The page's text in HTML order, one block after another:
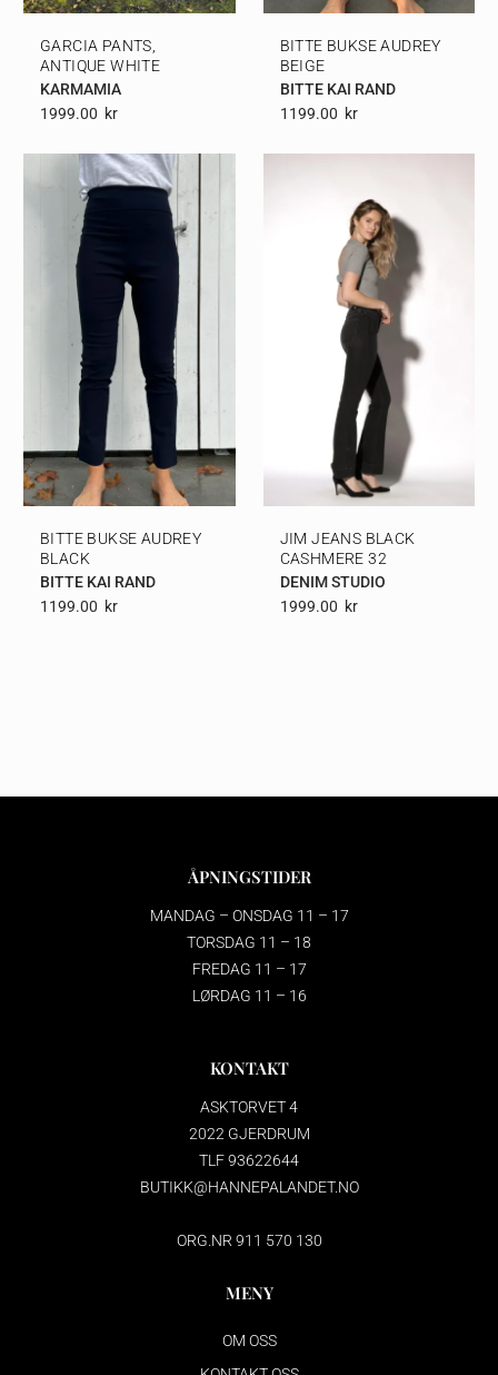
GARCIA PANTS,
ANTIQUE WHITE
KARMAMIA
1999.00 Kr
BITTE BUKSE AUDREY
BEIGE
BITTE KAI RAND
1199.00 Kr
BITTE BUKSE AUDREY
BLACK
BITTE KAI RAND
1199.00 Kr
JIM JEANS BLACK
CASHMERE 32
DENIM STUDIO
1999.00 Kr
ÅPNINGSTIDER
MANDAG – ONSDAG 11 – 17
TORSDAG 11 – 18
FREDAG 11 – 17
LØRDAG 11 – 16
KONTAKT
ASKTORVET 4
2022 GJERDRUM
TLF 93622644
BUTIKK@HANNEPALANDET.NO
ORG.NR 911 570 130
MENY
OM OSS